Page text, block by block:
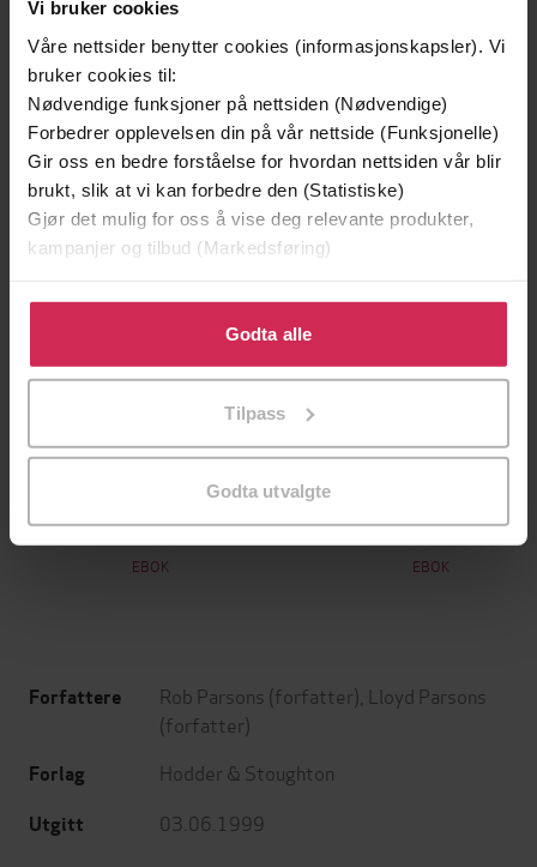
Vi bruker cookies
Våre nettsider benytter cookies (informasjonskapsler). Vi
bruker cookies til:
Nødvendige funksjoner på nettsiden (Nødvendige)
Forbedrer opplevelsen din på vår nettside (Funksjonelle)
Gir oss en bedre forståelse for hvordan nettsiden vår blir
brukt, slik at vi kan forbedre den (Statistiske)
Gjør det mulig for oss å vise deg relevante produkter,
kampanjer og tilbud (Markedsføring)
Klikk på «Godta alle» for å gi oss ditt samtykke til å
bruke cookies for alle disse formålene. Du kan også
tilpasse ditt samtykke til spesifikke formål ved å klikke
Godta alle
Tilpass
Godta utvalgte
Andre har også kjøpt
Premium
Vinner av Rivertonprisen
EBOK
Premium
Første gang på tilbud
EBOK
Forfattere Rob Parsons (forfatter),
Lloyd Parsons
(forfatter)
Forlag Hodder & Stoughton
Utgitt 03.06.1999